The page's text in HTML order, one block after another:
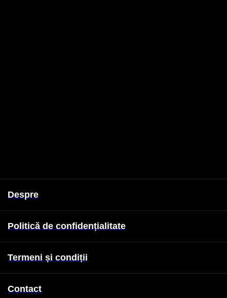
Despre
Politică de confidențialitate
Termeni și condiții
Contact